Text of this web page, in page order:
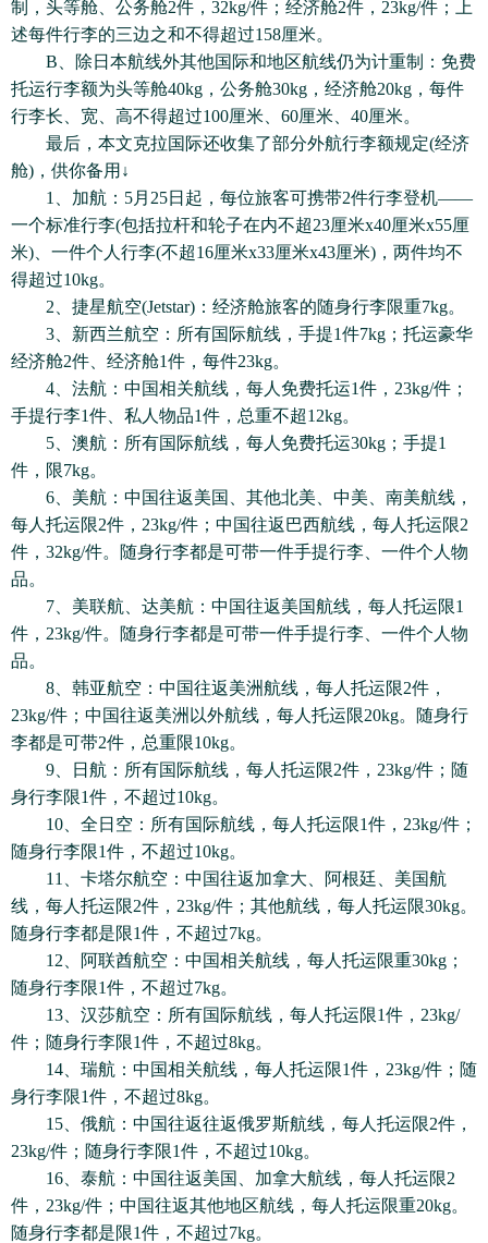
制，头等舱、公务舱2件，32kg/件；经济舱2件，23kg/件；上
述每件行李的三边之和不得超过158厘米。
B、除日本航线外其他国际和地区航线仍为计重制：免费
托运行李额为头等舱40kg，公务舱30kg，经济舱20kg，每件
行李长、宽、高不得超过100厘米、60厘米、40厘米。
最后，本文克拉国际还收集了部分外航行李额规定(经济
舱)，供你备用↓
1、加航：5月25日起，每位旅客可携带2件行李登机——
一个标准行李(包括拉杆和轮子在内不超23厘米x40厘米x55厘
米)、一件个人行李(不超16厘米x33厘米x43厘米)，两件均不
得超过10kg。
2、捷星航空(Jetstar)：经济舱旅客的随身行李限重7kg。
3、新西兰航空：所有国际航线，手提1件7kg；托运豪华
经济舱2件、经济舱1件，每件23kg。
4、法航：中国相关航线，每人免费托运1件，23kg/件；
手提行李1件、私人物品1件，总重不超12kg。
5、澳航：所有国际航线，每人免费托运30kg；手提1
件，限7kg。
6、美航：中国往返美国、其他北美、中美、南美航线，
每人托运限2件，23kg/件；中国往返巴西航线，每人托运限2
件，32kg/件。随身行李都是可带一件手提行李、一件个人物
品。
7、美联航、达美航：中国往返美国航线，每人托运限1
件，23kg/件。随身行李都是可带一件手提行李、一件个人物
品。
8、韩亚航空：中国往返美洲航线，每人托运限2件，
23kg/件；中国往返美洲以外航线，每人托运限20kg。随身行
李都是可带2件，总重限10kg。
9、日航：所有国际航线，每人托运限2件，23kg/件；随
身行李限1件，不超过10kg。
10、全日空：所有国际航线，每人托运限1件，23kg/件；
随身行李限1件，不超过10kg。
11、卡塔尔航空：中国往返加拿大、阿根廷、美国航
线，每人托运限2件，23kg/件；其他航线，每人托运限30kg。
随身行李都是限1件，不超过7kg。
12、阿联酋航空：中国相关航线，每人托运限重30kg；
随身行李限1件，不超过7kg。
13、汉莎航空：所有国际航线，每人托运限1件，23kg/
件；随身行李限1件，不超过8kg。
14、瑞航：中国相关航线，每人托运限1件，23kg/件；随
身行李限1件，不超过8kg。
15、俄航：中国往返往返俄罗斯航线，每人托运限2件，
23kg/件；随身行李限1件，不超过10kg。
16、泰航：中国往返美国、加拿大航线，每人托运限2
件，23kg/件；中国往返其他地区航线，每人托运限重20kg。
随身行李都是限1件，不超过7kg。